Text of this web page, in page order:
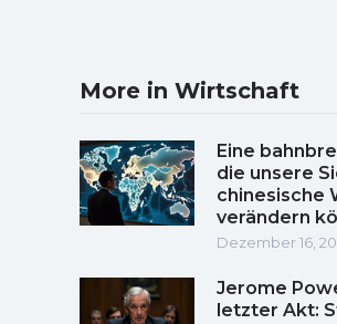
More in Wirtschaft
Eine
die unsere
chinesische
verändern
Dezember 16,
Jerome
letzter Akt: